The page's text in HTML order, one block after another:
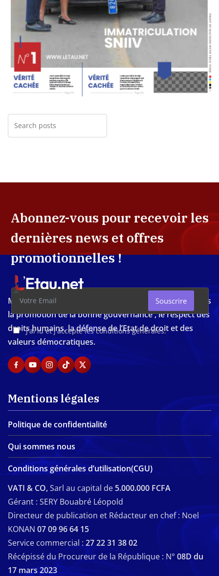
Abonnez-vous pour recevoir les
dernières news et offres
promotionnelles !
J'ai lu et j'accepte les conditions générales.
Souscrire
Média d'investigation ivoirien résolument engagé dans
la promotion de la bonne gouvernance , le respect des
droits humains, la défense de l’Etat de droit et des
valeurs démocratiques.
Mentions légales
Politique de confidentialité
Qui sommes nous
Conditions générales d’utilisation(CGU)
VATI & CO,Sarl au capital de 5.000.000 FCFA
Gérant : SERY Bouabré Léopold
Directeur de publication et Rédacteur en chef : Noel
KONAN 07 09 96 64 15
Service commercial : 27 22 31 38 02
Récépissé du Procureur de la République : N° 08D du
17 mars 2023